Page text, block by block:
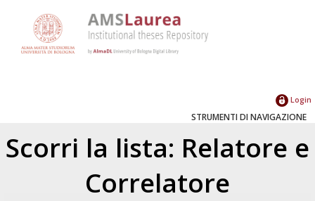
Login
STRUMENTI DI NAVIGAZIONE
Scorri la lista: Relatore e
Correlatore